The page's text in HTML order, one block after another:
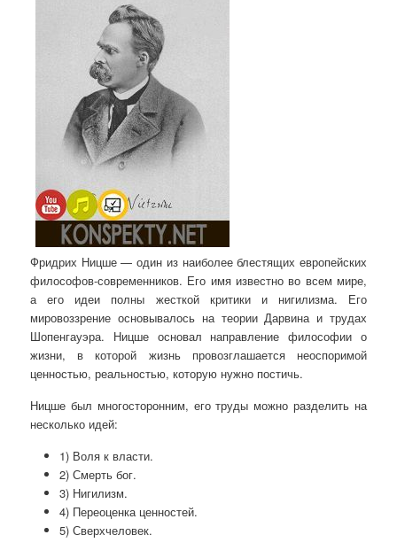
Фридрих Ницше — один из наиболее блестящих европейских
философов-современников. Его имя известно во всем мире,
а его идеи полны жесткой критики и нигилизма. Его
мировоззрение основывалось на теории Дарвина и трудах
Шопенгауэра. Ницше основал направление философии о
жизни, в которой жизнь провозглашается неоспоримой
ценностью, реальностью, которую нужно постичь.
Ницше был многосторонним, его труды можно разделить на
несколько идей:
1) Воля к власти.
2) Смерть бог.
3) Нигилизм.
4) Переоценка ценностей.
5) Сверхчеловек.